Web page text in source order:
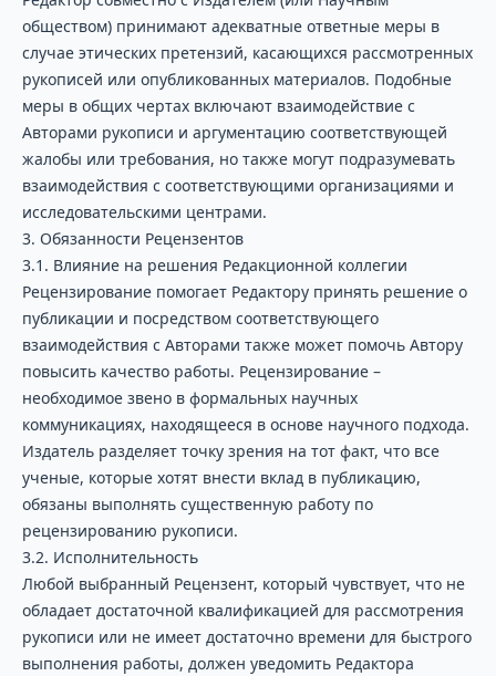
обществом) принимают адекватные ответные меры в
случае этических претензий, касающихся рассмотренных
рукописей или опубликованных материалов. Подобные
меры в общих чертах включают взаимодействие с
Авторами рукописи и аргументацию соответствующей
жалобы или требования, но также могут подразумевать
взаимодействия с соответствующими организациями и
исследовательскими центрами.
3. Обязанности Рецензентов
3.1. Влияние на решения Редакционной коллегии
Рецензирование помогает Редактору принять решение о
публикации и посредством соответствующего
взаимодействия с Авторами также может помочь Автору
повысить качество работы. Рецензирование –
необходимое звено в формальных научных
коммуникациях, находящееся в основе научного подхода.
Издатель разделяет точку зрения на тот факт, что все
ученые, которые хотят внести вклад в публикацию,
обязаны выполнять существенную работу по
рецензированию рукописи.
3.2. Исполнительность
Любой выбранный Рецензент, который чувствует, что не
обладает достаточной квалификацией для рассмотрения
рукописи или не имеет достаточно времени для быстрого
выполнения работы, должен уведомить Редактора